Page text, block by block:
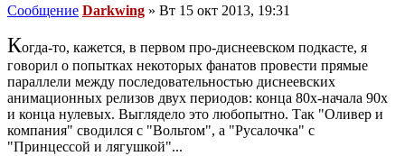
Сообщение Darkwing » Вт 15 окт 2013, 19:31
Когда-то, кажется, в первом про-диснеевском подкасте, я
говорил о попытках некоторых фанатов провести прямые
параллели между последовательностью диснеевских
анимационных релизов двух периодов: конца 80х-начала 90х
и конца нулевых. Выглядело это любопытно. Так "Оливер и
компания" сводился с "Вольтом", а "Русалочка" с
"Принцессой и лягушкой"...